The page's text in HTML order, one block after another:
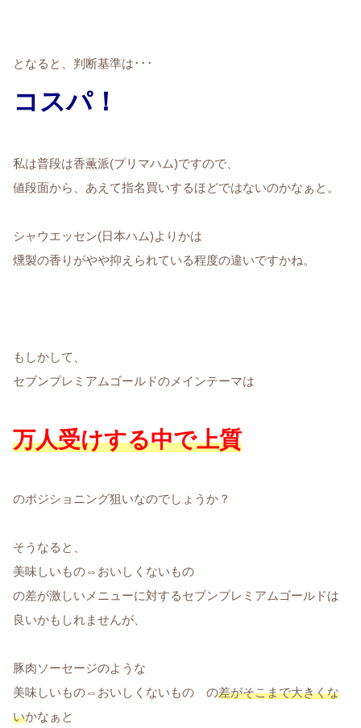
となると、判断基準は･･･
コスパ！
私は普段は香薫派(プリマハム)ですので、
値段面から、あえて指名買いするほどではないのかなぁと。
シャウエッセン(日本ハム)よりかは
燻製の香りがやや抑えられている程度の違いですかね。
もしかして、
セブンプレミアムゴールドのメインテーマは
万人受けする中で上質
のポジショニング狙いなのでしょうか？
そうなると、
美味しいもの⇔おいしくないもの
の差が激しいメニューに対するセブンプレミアムゴールドは
良いかもしれませんが、
豚肉ソーセージのような
美味しいもの⇔おいしくないもの の差がそこまで大きくな
いかなぁと